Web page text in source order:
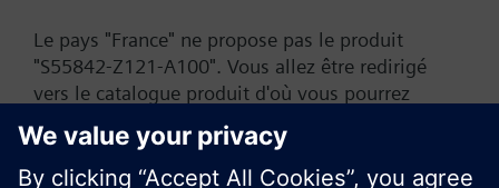
Le pays "France" ne propose pas le produit
"S55842-Z121-A100". Vous allez être redirigé
vers le catalogue produit d'où vous pourrez
lancer une nouvelle recherche ou naviguer dans
la large offre produits Siemens.